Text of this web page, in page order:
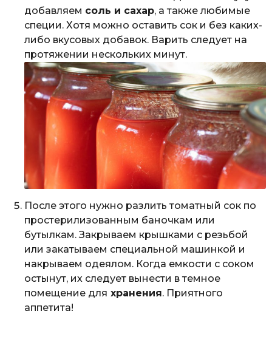
добавляем соль и сахар, а также любимые
специи. Хотя можно оставить сок и без каких-
либо вкусовых добавок. Варить следует на
протяжении нескольких минут.
После этого нужно разлить томатный сок по
простерилизованным баночкам или
бутылкам. Закрываем крышками с резьбой
или закатываем специальной машинкой и
накрываем одеялом. Когда емкости с соком
остынут, их следует вынести в темное
помещение для хранения. Приятного
аппетита!